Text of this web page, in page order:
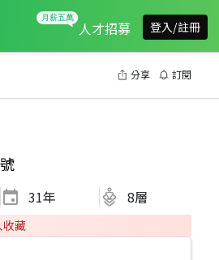
人才招募 登入/註冊
分享 訂閱
31年 8層
收藏